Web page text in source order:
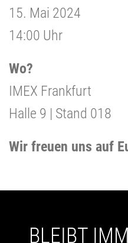
15. Mai 2024
14:00 Uhr
Wo?
IMEX Frankfurt
Halle 9 | Stand 018
Wir freuen uns auf
BLEIBT